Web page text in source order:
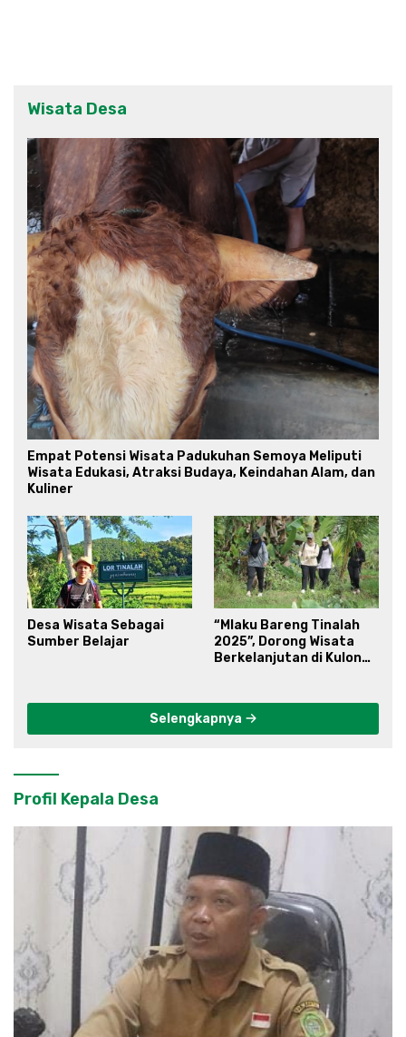
Wisata Desa
Empat Potensi Wisata Padukuhan Semoya Meliputi
Wisata Edukasi, Atraksi Budaya, Keindahan Alam, dan
Kuliner
Desa Wisata Sebagai
Sumber Belajar
“Mlaku Bareng Tinalah
2025”, Dorong Wisata
Berkelanjutan di Kulon
Selengkapnya
Profil Kepala Desa